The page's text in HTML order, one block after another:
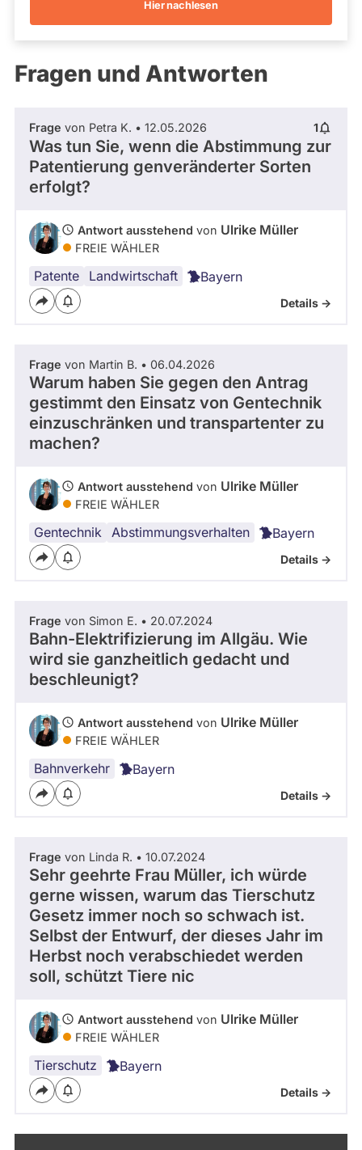
Kandidaturen
und
Mandaten
nicht
berücksichtigt.
Hier nachlesen
Fragen und Antworten
Frage von Petra K. • 12.05.2026 1
Was tun Sie, wenn die Abstimmung zur
Patentierung genveränderter Sorten
erfolgt?
Antwort ausstehend von Ulrike Müller
FREIE WÄHLER
Patente Landwirtschaft Bayern
Details ->
Frage von Martin B. • 06.04.2026
Warum haben Sie gegen den Antrag
gestimmt den Einsatz von Gentechnik
einzuschränken und transpartenter zu
machen?
Antwort ausstehend von Ulrike Müller
FREIE WÄHLER
Gentechnik Abstimmungsverhalten Bayern
Details ->
Frage von Simon E. • 20.07.2024
Bahn-Elektrifizierung im Allgäu. Wie
wird sie ganzheitlich gedacht und
beschleunigt?
Antwort ausstehend von Ulrike Müller
FREIE WÄHLER
Bahnverkehr Bayern
Details ->
Frage von Linda R. • 10.07.2024
Sehr geehrte Frau Müller, ich würde
gerne wissen, warum das Tierschutz
Gesetz immer noch so schwach ist.
Selbst der Entwurf, der dieses Jahr im
Herbst noch verabschiedet werden
soll, schützt Tiere nic
Antwort ausstehend von Ulrike Müller
FREIE WÄHLER
Tierschutz Bayern
Details ->